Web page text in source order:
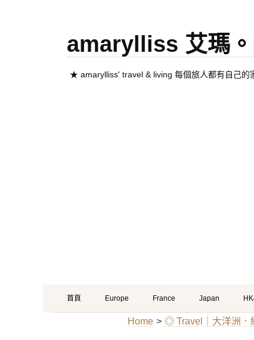
amarylliss 艾瑪
★ amarylliss' travel & living 每個旅人都有自己的
Primary
Menu
Skip
to
首頁 Europe France Japan
Home > ◎ Travel｜大洋洲．